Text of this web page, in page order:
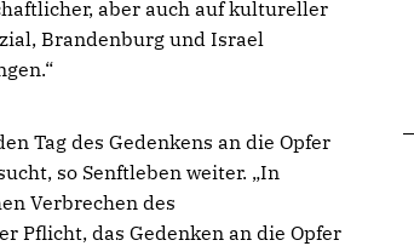
aber auch auf kultureller
Brandenburg und Israel
Tag des Gedenkens an die Opfer
so Senftleben weiter. „In
Verbrechen des
Pflicht, das Gedenken an die Opfer